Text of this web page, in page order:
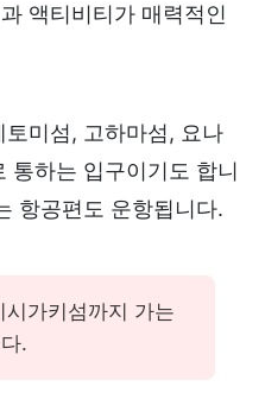
액티비티가 매력적인
미섬, 고하마섬, 요나
통하는 입구이기도 합니
항공편도 운항됩니다.
시가키섬까지 가는
.